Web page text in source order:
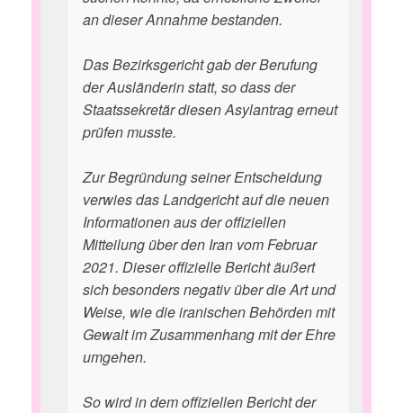
an dieser Annahme bestanden.
Das Bezirksgericht gab der Berufung
der Ausländerin statt, so dass der
Staatssekretär diesen Asylantrag erneut
prüfen musste.
Zur Begründung seiner Entscheidung
verwies das Landgericht auf die neuen
Informationen aus der offiziellen
Mitteilung über den Iran vom Februar
2021. Dieser offizielle Bericht äußert
sich besonders negativ über die Art und
Weise, wie die iranischen Behörden mit
Gewalt im Zusammenhang mit der Ehre
umgehen.
So wird in dem offiziellen Bericht der